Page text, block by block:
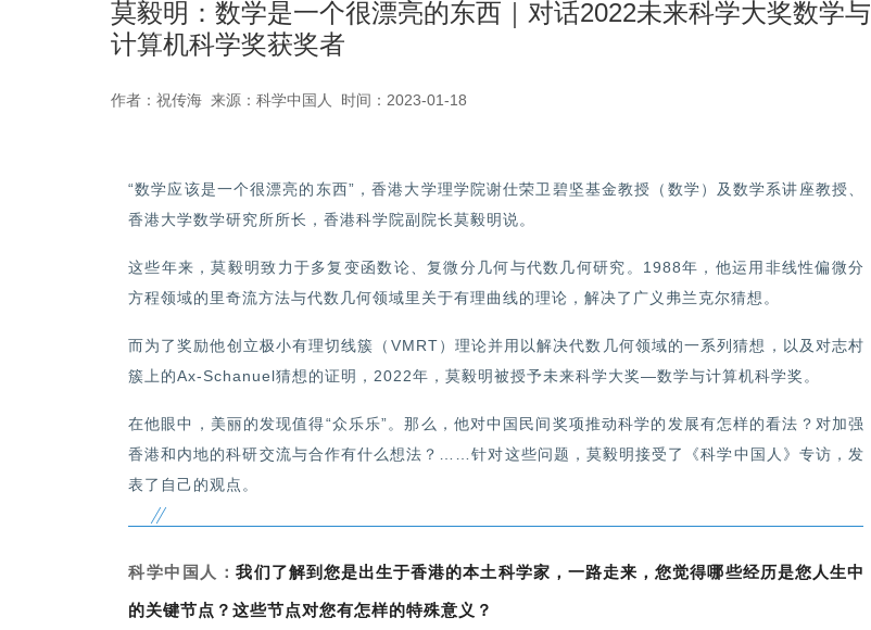
莫毅明：数学是一个很漂亮的东西｜对话2022未来科学大奖数学与
计算机科学奖获奖者
作者：祝传海 来源：科学中国人 时间：2023-01-18
“数学应该是一个很漂亮的东西”，香港大学理学院谢仕荣卫碧坚基金教授（数学）及数学系讲座教授、
香港大学数学研究所所长，香港科学院副院长莫毅明说。
这些年来，莫毅明致力于多复变函数论、复微分几何与代数几何研究。1988年，他运用非线性偏微分
方程领域的里奇流方法与代数几何领域里关于有理曲线的理论，解决了广义弗兰克尔猜想。
而为了奖励他创立极小有理切线簇（VMRT）理论并用以解决代数几何领域的一系列猜想，以及对志村
簇上的Ax-Schanuel猜想的证明，2022年，莫毅明被授予未来科学大奖—数学与计算机科学奖。
在他眼中，美丽的发现值得“众乐乐”。那么，他对中国民间奖项推动科学的发展有怎样的看法？对加强
香港和内地的科研交流与合作有什么想法？……针对这些问题，莫毅明接受了《科学中国人》专访，发
表了自己的观点。
科学中国人：我们了解到您是出生于香港的本土科学家，一路走来，您觉得哪些经历是您人生中
的关键节点？这些节点对您有怎样的特殊意义？